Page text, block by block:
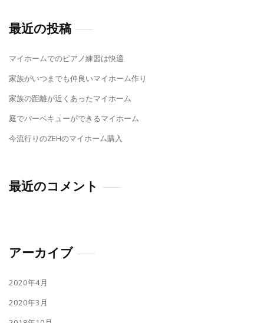
最近の投稿
マイホームでのピアノ練習は快適
家族がいつまでも仲良いマイホーム作り
家族の距離が近くあったマイホーム
庭でバーベキューができるマイホーム
今流行りのZEHのマイホーム購入
最近のコメント
アーカイブ
2020年4月
2020年3月